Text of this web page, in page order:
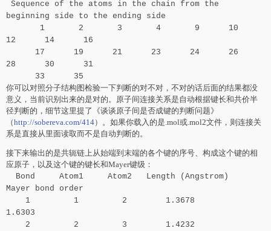
Sequence of the atoms in the chain from the
beginning side to the ending side
1 2 3 4 9 10
12 14 16
17 19 21 23 24 26
28 30 31
33 35
你可以对照分子结构图检验一下判断的对不对，不对的话后面的结果都没
意义，当前识别出来的是对的。原子间连接关系是自动根据键长和共价半
径判断的，细节这里提了《谈谈原子间是否成键的判断问题》
（http://sobereva.com/414）。如果你载入的是.mol或.mol2文件，则连接关
系是直接从里面读取而不是自动判断的。
接下来输出的是共轭链上从始端到末端的各个键的序号、构成这个键的相
应原子，以及这个键的键长和Mayer键级：
Bond Atom1 Atom2 Length (Angstrom)
Mayer bond order
1 1 2 1.3678
1.6303
2 2 3 1.4232